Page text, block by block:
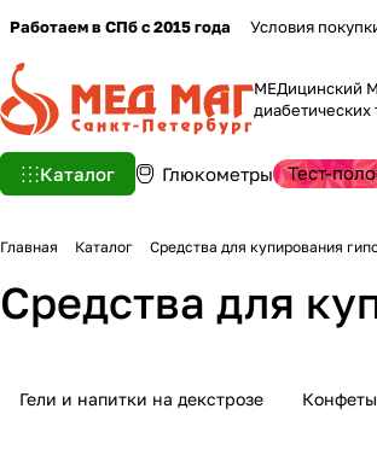
Работаем в СПб с 2015 года Условия
МЕДицинский
диабетических
Каталог Глюкометры Тест-
Главная Каталог Средства для купирования
Средства для
Гели и напитки на декстрозе